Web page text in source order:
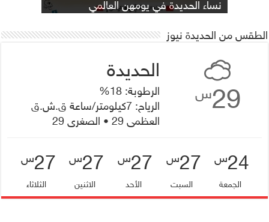
نساء الحديدة في يومهن العالمي
معاً لإنهاء العنف ضد المرأة
/#عبدالله_ الأغبري وقصة الذاكرة
للنازحين في اليمن .
البرد القارص …
يصادف 1 مايو من كل عام !
غريفيتس في #كاريكاتير ساخر !!
على اليمن !!
الطقس من الحديدة نيوز
29س
الرطوبة: 18%
الرياح: 7كيلومتر/ساعة ق.ش.ق‎
العظمى 29 • الصغرى 29
24س
الجمعة
27س
السبت
27س
الأحد
27س
الاثنين
27س
الثلاثاء